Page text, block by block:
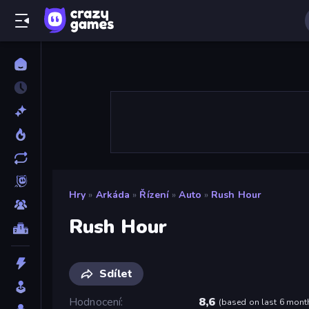
Hry » Arkáda » Řízení » Auto » Rush Hour
Rush Hour
Sdílet
Hodnocení
8,6 (based on last 6